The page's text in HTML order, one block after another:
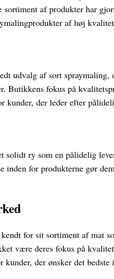
sortiment af produkter har
af høj
udvalg af sort spraymaling,
Butikkens fokus på
kunder, der leder efter
solidt ry som en pålidelig
inden for produkterne gør
for sit sortiment af mat
være deres fokus på
kunder, der ønsker det